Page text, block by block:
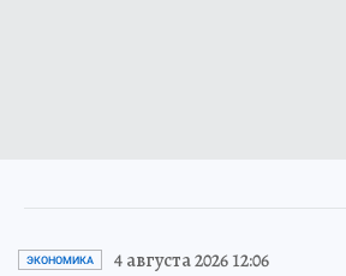
ЭКОНОМИКА 4 августа 2026 12:06